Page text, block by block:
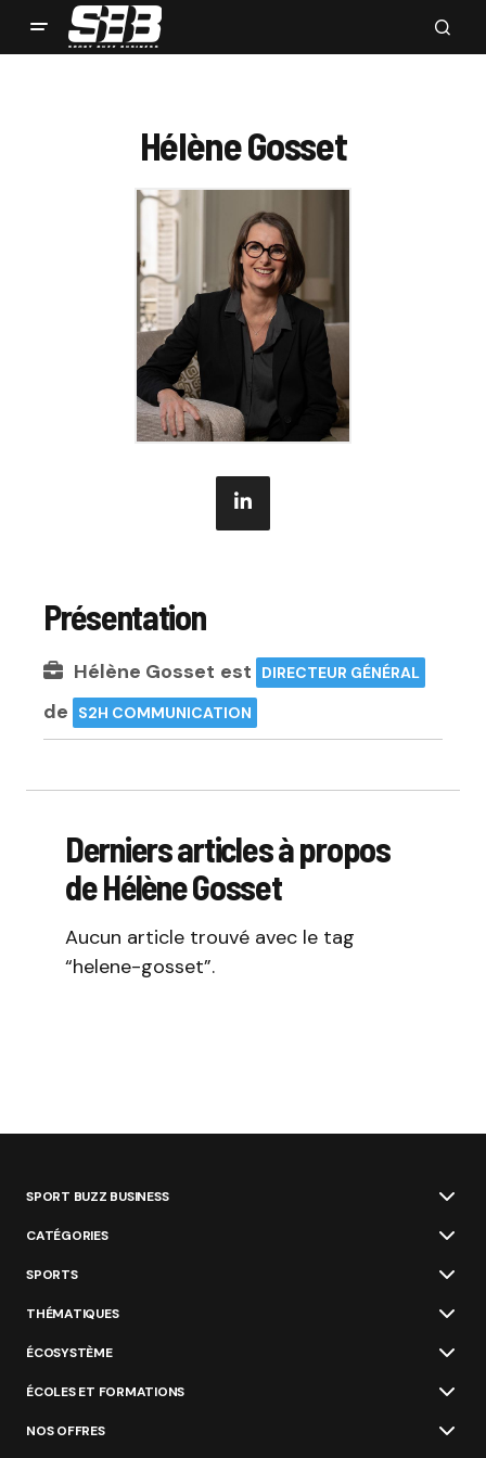
Hélène Gosset
Présentation
Hélène Gosset est DIRECTEUR GÉNÉRAL
de S2H COMMUNICATION
Derniers articles à propos
de Hélène Gosset
Aucun article trouvé avec le tag
“helene-gosset”.
SPORT BUZZ BUSINESS
CATÉGORIES
SPORTS
THÉMATIQUES
ÉCOSYSTÈME
ÉCOLES ET FORMATIONS
NOS OFFRES